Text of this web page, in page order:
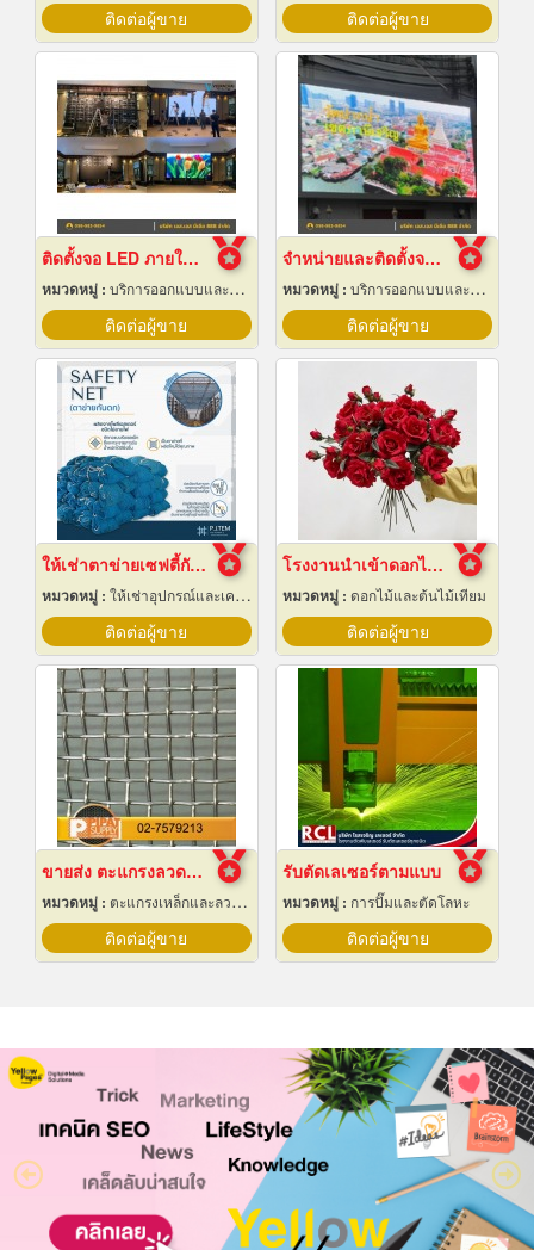
ติดต่อผู้ขาย ติดต่อผู้ขาย
ติดตั้งจอ LED ภายในห้องจัดเลี้ยงโรงแรม
หมวดหมู่ : บริการออกแบบและจัดทำป้ายโฆษณา 24 ชม.
ติดต่อผู้ขาย
จำหน่ายและติดตั้งจอ LED Display Outdoor
หมวดหมู่ : บริการออกแบบและจัดทำป้ายโฆษณา 24 ชม.
ติดต่อผู้ขาย
ให้เช่าตาข่ายเซฟตี้กันตก Safety net
หมวดหมู่ : ให้เช่าอุปกรณ์และเครื่องใช้สำหรับผู้รับเหมาก่อสร้าง
ติดต่อผู้ขาย
โรงงานนำเข้าดอกไม้ปลอม
หมวดหมู่ : ดอกไม้และต้นไม้เทียม
ติดต่อผู้ขาย
ขายส่ง ตะแกรงลวดสานสแตนเลส
หมวดหมู่ : ตะแกรงเหล็กและลวดตาข่าย
ติดต่อผู้ขาย
รับตัดเลเซอร์ตามแบบ
หมวดหมู่ : การปั๊มและตัดโลหะ
ติดต่อผู้ขาย